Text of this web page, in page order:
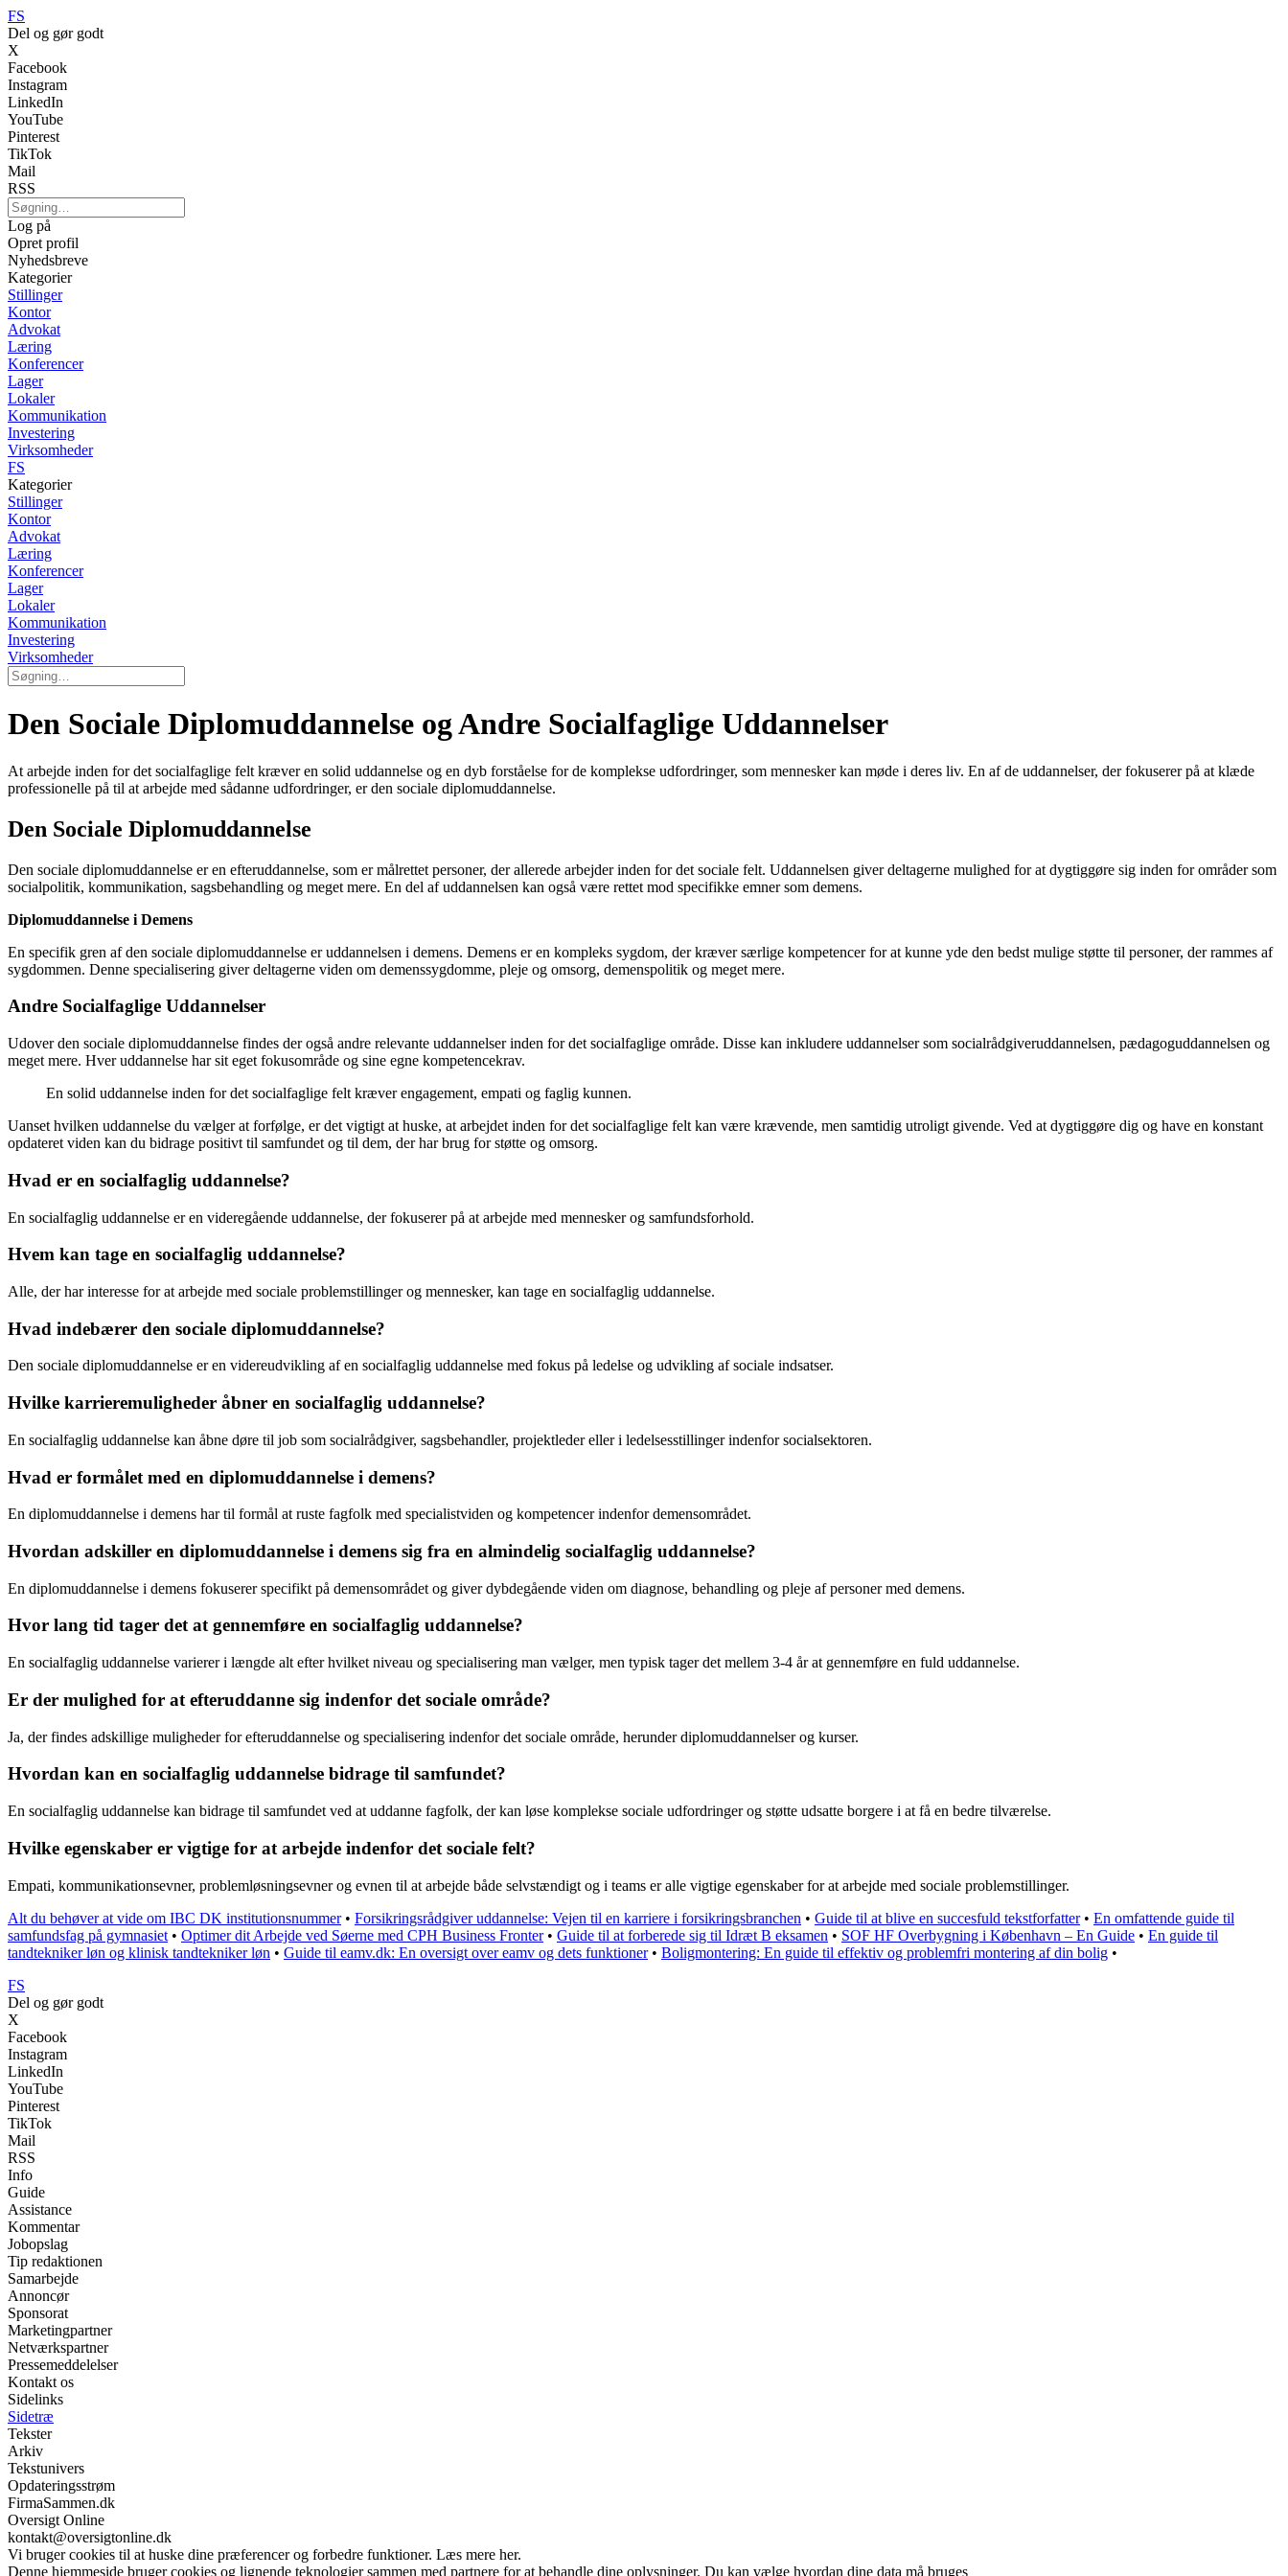
FS
Del og gør godt
X
Facebook
Instagram
LinkedIn
YouTube
Pinterest
TikTok
Mail
RSS
Log på
Opret profil
Nyhedsbreve
Kategorier
Stillinger
Kontor
Advokat
Læring
Konferencer
Lager
Lokaler
Kommunikation
Investering
Virksomheder
FS
Kategorier
Stillinger
Kontor
Advokat
Læring
Konferencer
Lager
Lokaler
Kommunikation
Investering
Virksomheder
Den Sociale Diplomuddannelse og Andre Socialfaglige Uddannelser
At arbejde inden for det socialfaglige felt kræver en solid uddannelse og en dyb forståelse for de komplekse udfordringer, som mennesker kan møde i deres liv. En af de uddannelser, der fokuserer på at klæde
professionelle på til at arbejde med sådanne udfordringer, er den sociale diplomuddannelse.
Den Sociale Diplomuddannelse
Den sociale diplomuddannelse er en efteruddannelse, som er målrettet personer, der allerede arbejder inden for det sociale felt. Uddannelsen giver deltagerne mulighed for at dygtiggøre sig inden for områder som
socialpolitik, kommunikation, sagsbehandling og meget mere. En del af uddannelsen kan også være rettet mod specifikke emner som demens.
Diplomuddannelse i Demens
En specifik gren af den sociale diplomuddannelse er uddannelsen i demens. Demens er en kompleks sygdom, der kræver særlige kompetencer for at kunne yde den bedst mulige støtte til personer, der rammes af
sygdommen. Denne specialisering giver deltagerne viden om demenssygdomme, pleje og omsorg, demenspolitik og meget mere.
Andre Socialfaglige Uddannelser
Udover den sociale diplomuddannelse findes der også andre relevante uddannelser inden for det socialfaglige område. Disse kan inkludere uddannelser som socialrådgiveruddannelsen, pædagoguddannelsen og
meget mere. Hver uddannelse har sit eget fokusområde og sine egne kompetencekrav.
En solid uddannelse inden for det socialfaglige felt kræver engagement, empati og faglig kunnen.
Uanset hvilken uddannelse du vælger at forfølge, er det vigtigt at huske, at arbejdet inden for det socialfaglige felt kan være krævende, men samtidig utroligt givende. Ved at dygtiggøre dig og have en konstant
opdateret viden kan du bidrage positivt til samfundet og til dem, der har brug for støtte og omsorg.
Hvad er en socialfaglig uddannelse?
En socialfaglig uddannelse er en videregående uddannelse, der fokuserer på at arbejde med mennesker og samfundsforhold.
Hvem kan tage en socialfaglig uddannelse?
Alle, der har interesse for at arbejde med sociale problemstillinger og mennesker, kan tage en socialfaglig uddannelse.
Hvad indebærer den sociale diplomuddannelse?
Den sociale diplomuddannelse er en videreudvikling af en socialfaglig uddannelse med fokus på ledelse og udvikling af sociale indsatser.
Hvilke karrieremuligheder åbner en socialfaglig uddannelse?
En socialfaglig uddannelse kan åbne døre til job som socialrådgiver, sagsbehandler, projektleder eller i ledelsesstillinger indenfor socialsektoren.
Hvad er formålet med en diplomuddannelse i demens?
En diplomuddannelse i demens har til formål at ruste fagfolk med specialistviden og kompetencer indenfor demensområdet.
Hvordan adskiller en diplomuddannelse i demens sig fra en almindelig socialfaglig uddannelse?
En diplomuddannelse i demens fokuserer specifikt på demensområdet og giver dybdegående viden om diagnose, behandling og pleje af personer med demens.
Hvor lang tid tager det at gennemføre en socialfaglig uddannelse?
En socialfaglig uddannelse varierer i længde alt efter hvilket niveau og specialisering man vælger, men typisk tager det mellem 3-4 år at gennemføre en fuld uddannelse.
Er der mulighed for at efteruddanne sig indenfor det sociale område?
Ja, der findes adskillige muligheder for efteruddannelse og specialisering indenfor det sociale område, herunder diplomuddannelser og kurser.
Hvordan kan en socialfaglig uddannelse bidrage til samfundet?
En socialfaglig uddannelse kan bidrage til samfundet ved at uddanne fagfolk, der kan løse komplekse sociale udfordringer og støtte udsatte borgere i at få en bedre tilværelse.
Hvilke egenskaber er vigtige for at arbejde indenfor det sociale felt?
Empati, kommunikationsevner, problemløsningsevner og evnen til at arbejde både selvstændigt og i teams er alle vigtige egenskaber for at arbejde med sociale problemstillinger.
Alt du behøver at vide om IBC DK institutionsnummer• Forsikringsrådgiver uddannelse: Vejen til en karriere i forsikringsbranchen • Guide til at blive en succesfuld tekstforfatter• En omfattende guide til
samfundsfag på gymnasiet • Optimer dit Arbejde ved Søerne med CPH Business Fronter• Guide til at forberede sig til Idræt B eksamen • SOF HF Overbygning i København – En Guide • En guide til
tandtekniker løn og klinisk tandtekniker løn • Guide til eamv.dk: En oversigt over eamv og dets funktioner• Boligmontering: En guide til effektiv og problemfri montering af din bolig •
FS
Del og gør godt
X
Facebook
Instagram
LinkedIn
YouTube
Pinterest
TikTok
Mail
RSS
Info
Guide
Assistance
Kommentar
Jobopslag
Tip redaktionen
Samarbejde
Annoncør
Sponsorat
Marketingpartner
Netværkspartner
Pressemeddelelser
Kontakt os
Sidelinks
Sidetræ
Tekster
Arkiv
Tekstunivers
Opdateringsstrøm
FirmaSammen.dk
Oversigt Online
kontakt@oversigtonline.dk
Vi bruger cookies til at huske dine præferencer og forbedre funktioner. Læs mere her.
Denne hjemmeside bruger cookies og lignende teknologier sammen med partnere for at behandle dine oplysninger. Du kan vælge hvordan dine data må bruges